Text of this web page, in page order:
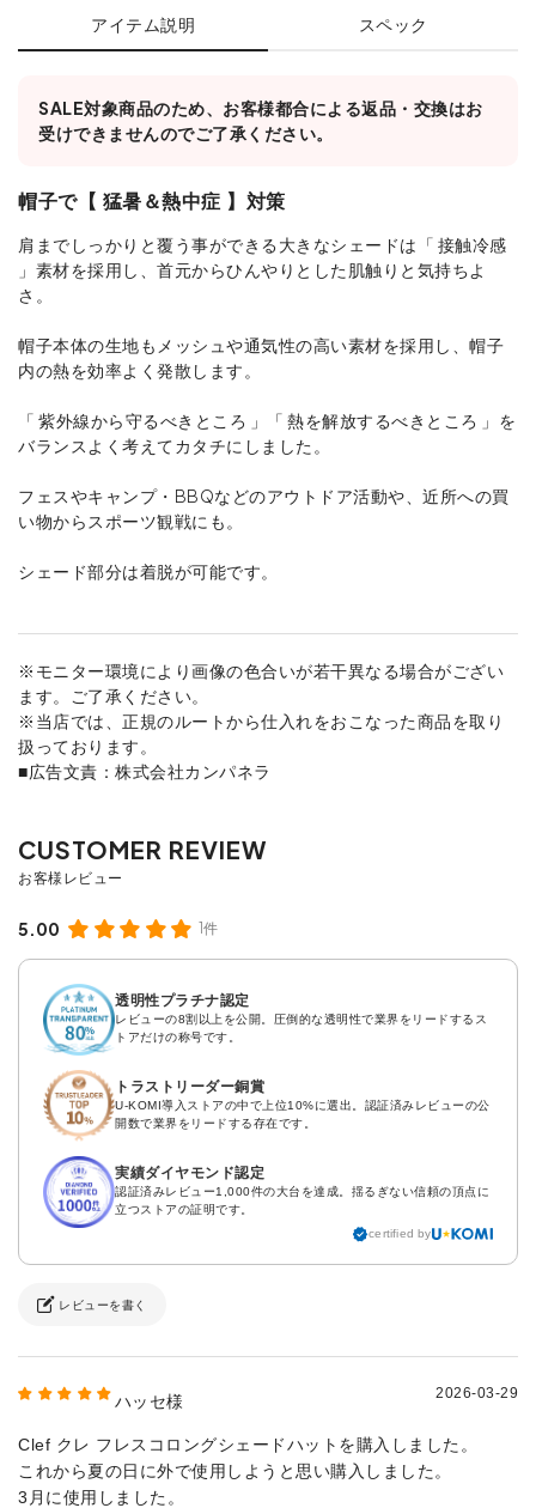
アイテム説明 スペック
SALE対象商品のため、お客様都合による返品・交換はお
受けできませんのでご了承ください。
帽子で【 猛暑＆熱中症 】対策
肩までしっかりと覆う事ができる大きなシェードは「 接触冷感
」素材を採用し、首元からひんやりとした肌触りと気持ちよ
さ。
帽子本体の生地もメッシュや通気性の高い素材を採用し、帽子
内の熱を効率よく発散します。
「 紫外線から守るべきところ 」「 熱を解放するべきところ 」を
バランスよく考えてカタチにしました。
フェスやキャンプ・BBQなどのアウトドア活動や、近所への買
い物からスポーツ観戦にも。
シェード部分は着脱が可能です。
※モニター環境により画像の色合いが若干異なる場合がござい
ます。ご了承ください。
※当店では、正規のルートから仕入れをおこなった商品を取り
扱っております。
■広告文責：株式会社カンパネラ
5.00 1件
透明性プラチナ認定
レビューの8割以上を公開。圧倒的な透明性で業界をリードするス
トアだけの称号です。
トラストリーダー銅賞
U-KOMI導入ストアの中で上位10%に選出。認証済みレビューの公
開数で業界をリードする存在です。
実績ダイヤモンド認定
認証済みレビュー1,000件の大台を達成。揺るぎない信頼の頂点に
立つストアの証明です。
certified by
レビューを書く
ハッセ様 2026-03-29
Clef クレ フレスコロングシェードハットを購入しました。
これから夏の日に外で使用しようと思い購入しました。
3月に使用しました。